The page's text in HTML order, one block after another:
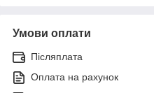
Умови оплати
Післяплата
Оплата на рахунок